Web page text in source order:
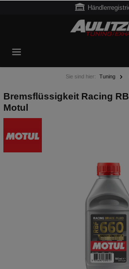
Sie sind hier: Tuning
Bremsflüssigkeit Racing
Motul